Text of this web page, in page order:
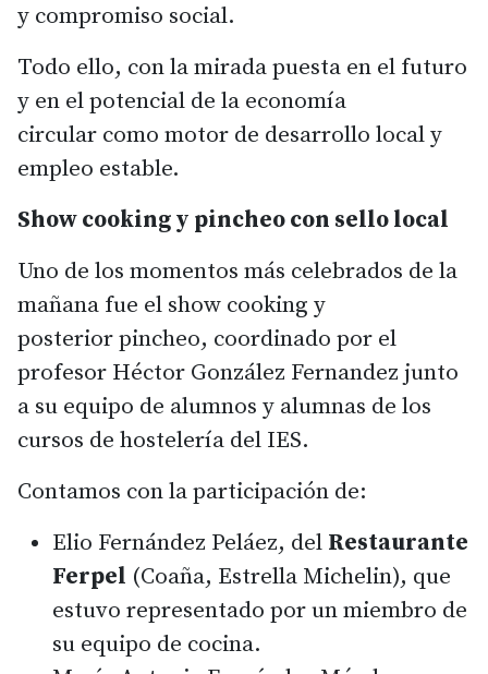
y compromiso social.
Todo ello, con la mirada puesta en el futuro
y en el potencial de la economía
circular como motor de desarrollo local y
empleo estable.
Show cooking y pincheo con sello local
Uno de los momentos más celebrados de la
mañana fue el show cooking y
posterior pincheo, coordinado por el
profesor Héctor González Fernandez junto
a su equipo de alumnos y alumnas de los
cursos de hostelería del IES.
Contamos con la participación de:
Elio Fernández Peláez, del Restaurante
Ferpel (Coaña, Estrella Michelin), que
estuvo representado por un miembro de
su equipo de cocina.